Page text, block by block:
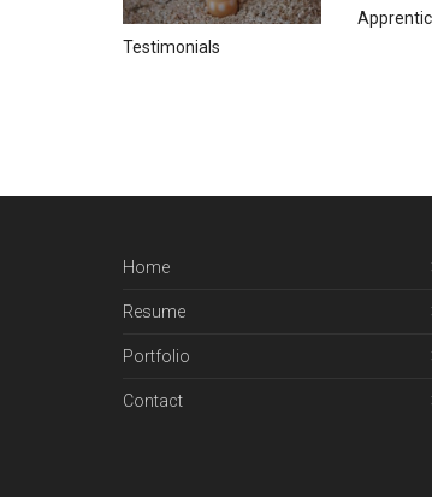
Testimonials
Home
Resume
Portfolio
Contact